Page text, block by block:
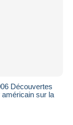
Découvertes
sur la